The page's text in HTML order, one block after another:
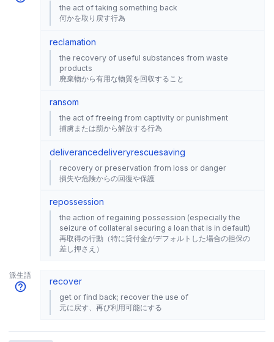
the act of taking something back
何かを取り戻す行為
reclamation
the recovery of useful substances from waste
products
廃棄物から有用な物質を回収すること
ransom
the act of freeing from captivity or punishment
捕虜または罰から解放する行為
deliverancedeliveryrescuesaving
recovery or preservation from loss or danger
損失や危険からの回復や保護
repossession
the action of regaining possession (especially the
seizure of collateral securing a loan that is in default)
再取得の行動（特に貸付金がデフォルトした場合の担保の
差し押さえ）
派生語
recover
get or find back; recover the use of
元に戻す、再び利用可能にする